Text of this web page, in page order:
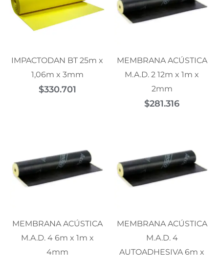
IMPACTODAN BT 25m x
1,06m x 3mm
$330.701
MEMBRANA ACÚSTICA
M.A.D. 2 12m x 1m x
2mm
$281.316
MEMBRANA ACÚSTICA
M.A.D. 4 6m x 1m x
4mm
MEMBRANA ACÚSTICA
M.A.D. 4
AUTOADHESIVA 6m x